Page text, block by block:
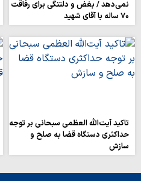
نمی‌دهد / بغض و دلتنگی برای رفاقت
۷۰ ساله با آقای شهید
تاکید آیت‌الله العظمی سبحانی بر توجه
حداکثری دستگاه قضا به صلح و
سازش